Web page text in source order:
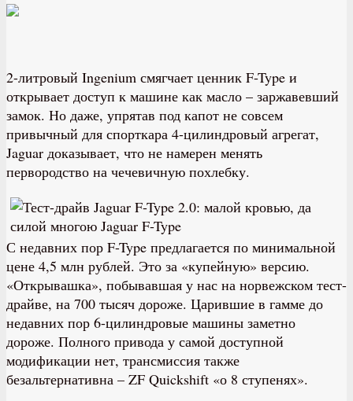
2-литровый Ingenium смягчает ценник F-Type и
открывает доступ к машине как масло – заржавевший
замок. Но даже, упрятав под капот не совсем
привычный для спорткара 4-цилиндровый агрегат,
Jaguar доказывает, что не намерен менять
первородство на чечевичную похлебку.
С недавних пор F-Type предлагается по минимальной
цене 4,5 млн рублей. Это за «купейную» версию.
«Открывашка», побывавшая у нас на норвежском тест-
драйве, на 700 тысяч дороже. Царившие в гамме до
недавних пор 6-цилиндровые машины заметно
дороже. Полного привода у самой доступной
модификации нет, трансмиссия также
безальтернативна – ZF Quickshift «о 8 ступенях».